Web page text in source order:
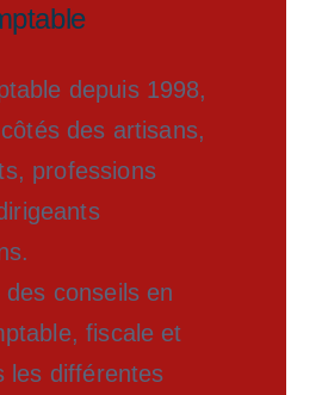
depuis 1998,
des artisans,
professions
conseils en
fiscale et
les différentes